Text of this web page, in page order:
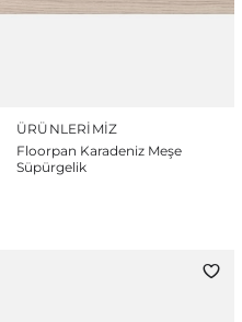
ÜRÜNLERIMIZ
Floorpan Karadeniz Meşe
Süpürgelik